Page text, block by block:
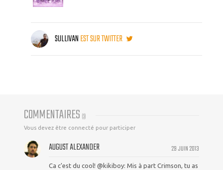
SULLIVANEST SUR TWITTER
COMMENTAIRES (3)
Vous devez être connecté pour participer
29 JUIN 2013
AUGUST ALEXANDER
Ca c'est du cool! @kikiboy: Mis à part Crimson, tu as